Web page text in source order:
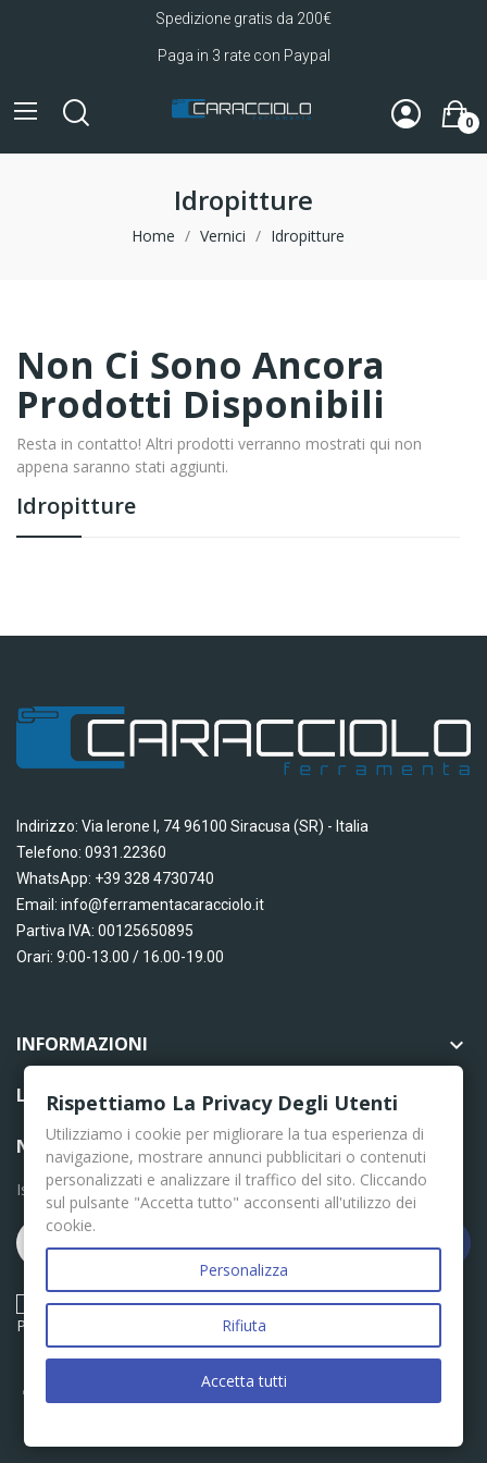
Spedizione gratis da 200€
Paga in 3 rate con Paypal
0
Idropitture
Home Vernici Idropitture
Idropitture
Non Ci Sono Ancora
Prodotti Disponibili
Resta in contatto! Altri prodotti verranno mostrati qui non
appena saranno stati aggiunti.
Indirizzo: Via Ierone I, 74 96100 Siracusa (SR) - Italia
Telefono: 0931.22360
WhatsApp: +39 328 4730740
Email: info@ferramentacaracciolo.it
Partiva IVA: 00125650895
Orari: 9:00-13.00 / 16.00-19.00
INFORMAZIONI 
LINK UTILI
NEWSLETTER
Iscriviti per le ultime news
Iscriviti
Acconsento ai termini e condizioni descritti nella Privacy
Policy
Rispettiamo La Privacy Degli Utenti
Utilizziamo i cookie per migliorare la tua esperienza di
navigazione, mostrare annunci pubblicitari o contenuti
personalizzati e analizzare il traffico del sito. Cliccando
sul pulsante "Accetta tutto" acconsenti all'utilizzo dei
cookie.
Personalizza
Rifiuta
Accetta tutti